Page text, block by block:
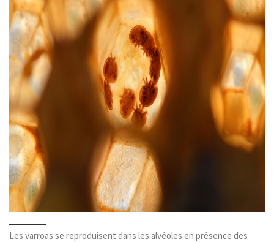
Les varroas se reproduisent dans les alvéoles en présence des